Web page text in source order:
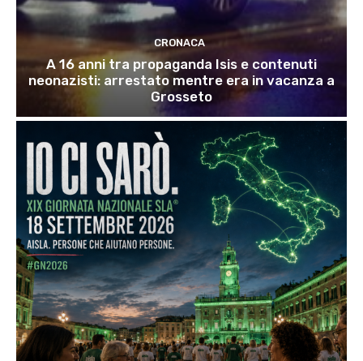
CRONACA
A 16 anni tra propaganda Isis e contenuti
neonazisti: arrestato mentre era in vacanza a
Grosseto